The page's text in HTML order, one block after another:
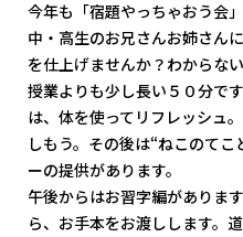
今年も「宿題やっちゃおう会
中・高生のお兄さんお姉さん
を仕上げませんか？わからな
授業よりも少し長い５０分で
は、体を使ってリフレッシュ
しもう。その後は“ねこのて
ーの提供があります。
午後からはお習字編がありま
ら、お手本をお渡しします。